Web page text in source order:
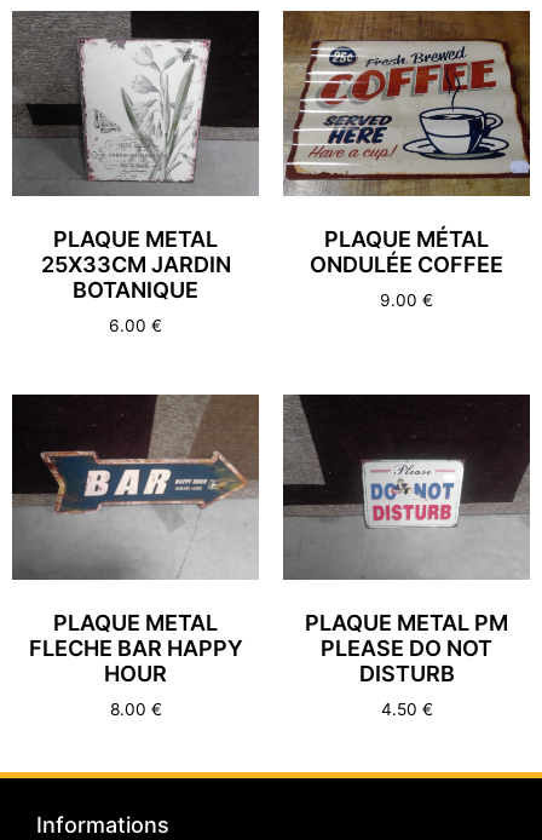
PLAQUE METAL
25X33CM JARDIN
BOTANIQUE
6.00 €
PLAQUE MÉTAL
ONDULÉE COFFEE
9.00 €
PLAQUE METAL
FLECHE BAR HAPPY
HOUR
8.00 €
PLAQUE METAL PM
PLEASE DO NOT
DISTURB
4.50 €
Informations